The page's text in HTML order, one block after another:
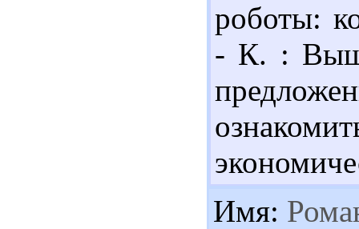
роботы:
- К. :
Имя: